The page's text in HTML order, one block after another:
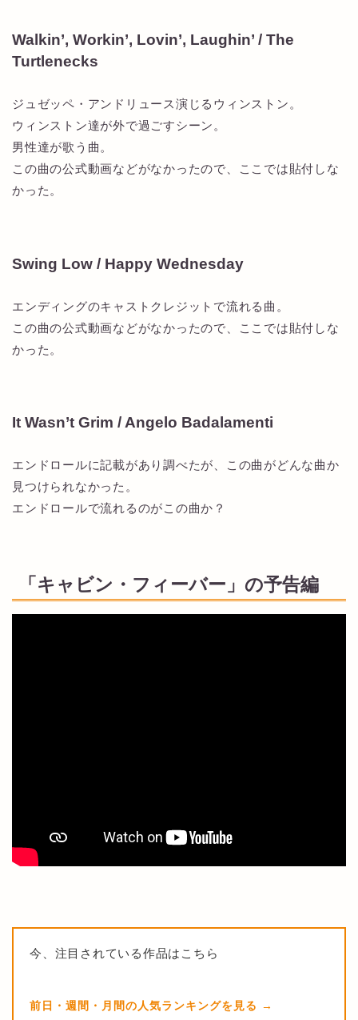
Walkin’, Workin’, Lovin’, Laughin’ / The
Turtlenecks
ジュゼッペ・アンドリュース演じるウィンストン。
ウィンストン達が外で過ごすシーン。
男性達が歌う曲。
この曲の公式動画などがなかったので、ここでは貼付しな
かった。
Swing Low / Happy Wednesday
エンディングのキャストクレジットで流れる曲。
この曲の公式動画などがなかったので、ここでは貼付しな
かった。
It Wasn’t Grim / Angelo Badalamenti
エンドロールに記載があり調べたが、この曲がどんな曲か
見つけられなかった。
エンドロールで流れるのがこの曲か？
「キャビン・フィーバー」の予告編
今、注目されている作品はこちら
前日・週間・月間の人気ランキングを見る